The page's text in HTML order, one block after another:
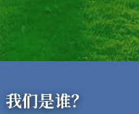
我们是谁？